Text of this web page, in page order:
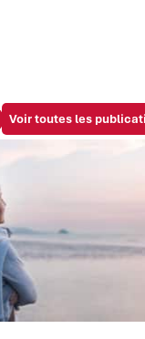
Voir toutes les